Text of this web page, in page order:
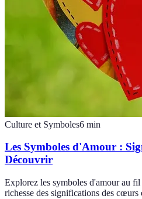
Culture et Symboles6 min
Les Symboles d'Amour :
Découvrir
Explorez les symboles d'amour au fil
richesse des significations des